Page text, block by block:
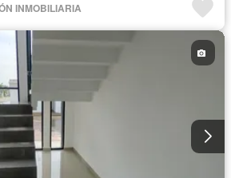
INMOBILIARIA